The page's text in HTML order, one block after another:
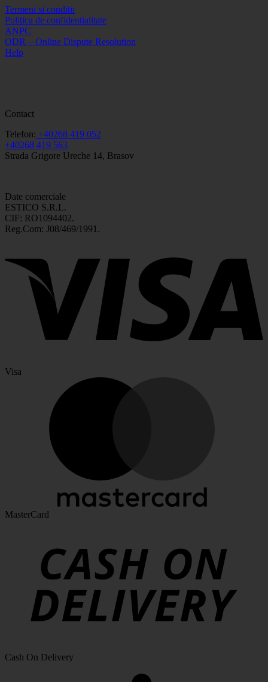
Termeni si conditii
Politica de confidentialitate
ANPC
ODR – Online Dispute Resolution
Help
Contact
Telefon: +40268 419 052
+40268 419 563
Strada Grigore Ureche 14, Brasov
Date comerciale
ESTICO S.R.L.
CIF: RO1094402.
Reg.Com: J08/469/1991.
Visa
MasterCard
Cash On Delivery